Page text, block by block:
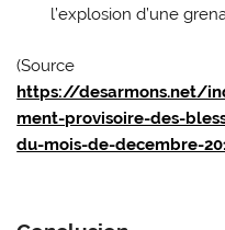
l’explosion d’une
https://desarmons.net/
ment-provisoire-des-
du-mois-de-decembre-